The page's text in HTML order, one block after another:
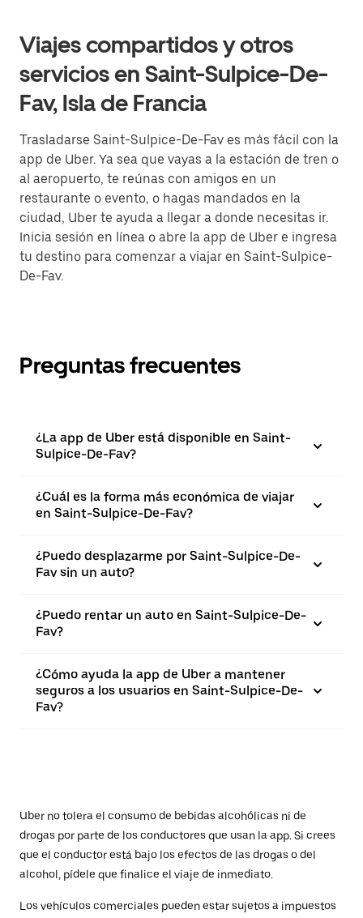
Viajes compartidos y otros
servicios en Saint-Sulpice-De-
Fav, Isla de Francia
Trasladarse Saint-Sulpice-De-Fav es más fácil con la
app de Uber. Ya sea que vayas a la estación de tren o
al aeropuerto, te reúnas con amigos en un
restaurante o evento, o hagas mandados en la
ciudad, Uber te ayuda a llegar a donde necesitas ir.
Inicia sesión en línea o abre la app de Uber e ingresa
tu destino para comenzar a viajar en Saint-Sulpice-
De-Fav.
Preguntas frecuentes
¿La app de Uber está disponible en Saint-
Sulpice-De-Fav?
¿Cuál es la forma más económica de viajar
en Saint-Sulpice-De-Fav?
¿Puedo desplazarme por Saint-Sulpice-De-
Fav sin un auto?
¿Puedo rentar un auto en Saint-Sulpice-De-
Fav?
¿Cómo ayuda la app de Uber a mantener
seguros a los usuarios en Saint-Sulpice-De-
Fav?
Uber no tolera el consumo de bebidas alcohólicas ni de
drogas por parte de los conductores que usan la app. Si crees
que el conductor está bajo los efectos de las drogas o del
alcohol, pídele que finalice el viaje de inmediato.
Los vehículos comerciales pueden estar sujetos a impuestos